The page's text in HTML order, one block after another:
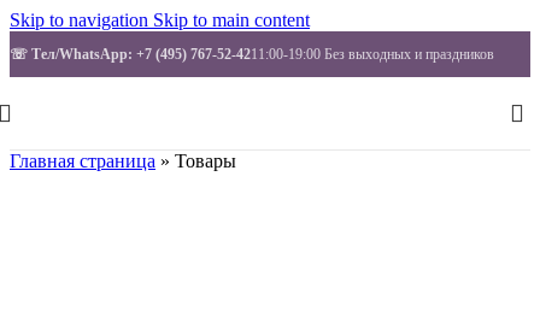
Skip to navigation Skip to main content
☏ Тел/WhatsApp: +7 (495) 767-52-4211:00-19:00 Без выходных и праздников
Главная страница » Товары